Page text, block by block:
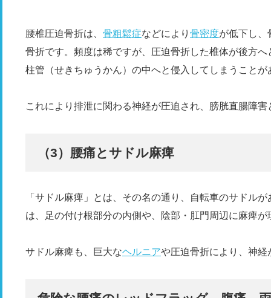
腰椎圧迫骨折は、 骨粗鬆症などにより 骨密度が低下し、
骨折です。頻度は稀ですが、圧迫骨折した椎体が後方
柱管（せきちゅうかん）の中へと侵入してしまうことが
これにより排泄に関わる神経が圧迫され、膀胱直腸障
（3）腰痛とサドル麻痺
「サドル麻痺」とは、その名の通り、自転車のサドル
は、足の付け根部分の内側や、陰部・肛門周辺に麻痺が
サドル麻痺も、巨大なヘルニアや圧迫骨折により、神